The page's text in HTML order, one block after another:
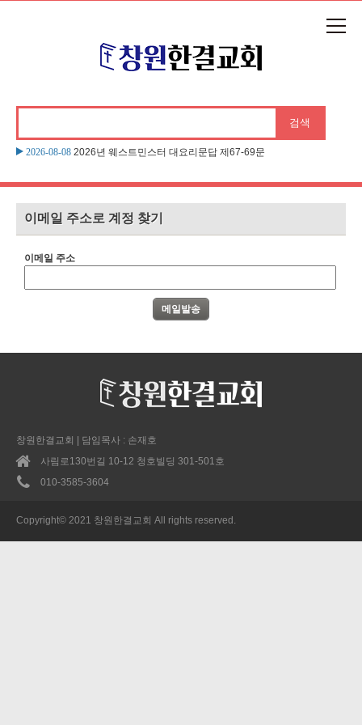
2026-08-08 2026년 웨스트민스터 대요리문답 제67-69문
이메일 주소로 계정 찾기
이메일 주소
창원한결교회 | 담임목사 : 손재호
사림로130번길 10-12 청호빌딩 301-501호
010-3585-3604
Copyright© 2021 창원한결교회 All rights reserved.